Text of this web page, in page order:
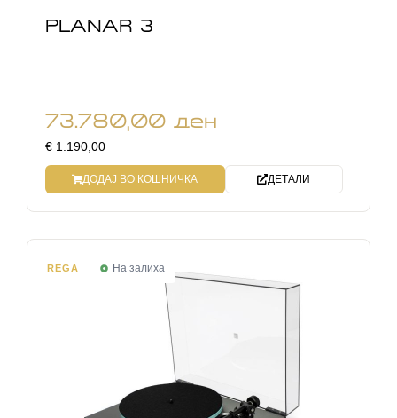
PLANAR 3
73.780,00 ден
€ 1.190,00
ДОДАЈ ВО КОШНИЧКА ДЕТАЛИ
REGA На залиха